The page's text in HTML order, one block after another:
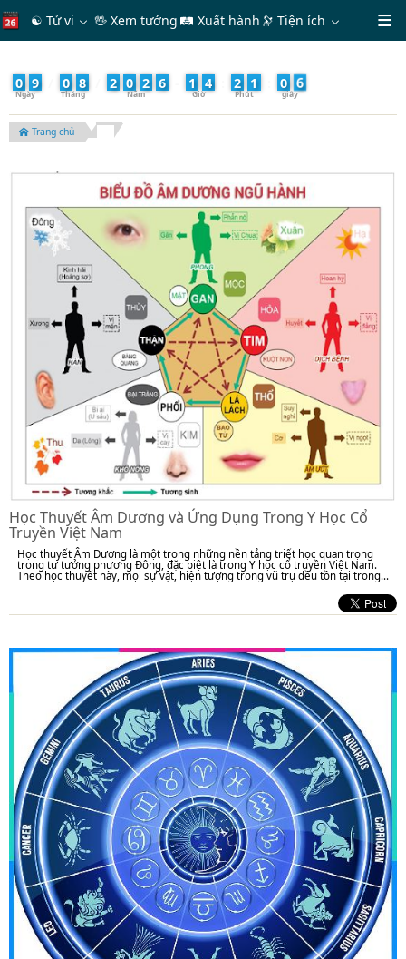
☯ Tử vi 🖖 Xem tướng 🛤 Xuất hành 🔭Tiện ích
0 9 0 8 2 0 2 6 1 4 2 1 0 8
Trang chủ
Học Thuyết Âm Dương và Ứng Dụng Trong Y Học Cổ
Truyền Việt Nam
Học thuyết Âm Dương là một trong những nền tảng triết học quan trọng
trong tư tưởng phương Đông, đặc biệt là trong Y học cổ truyền Việt Nam.
Theo học thuyết này, mọi sự vật, hiện tượng trong vũ trụ đều tồn tại trong...